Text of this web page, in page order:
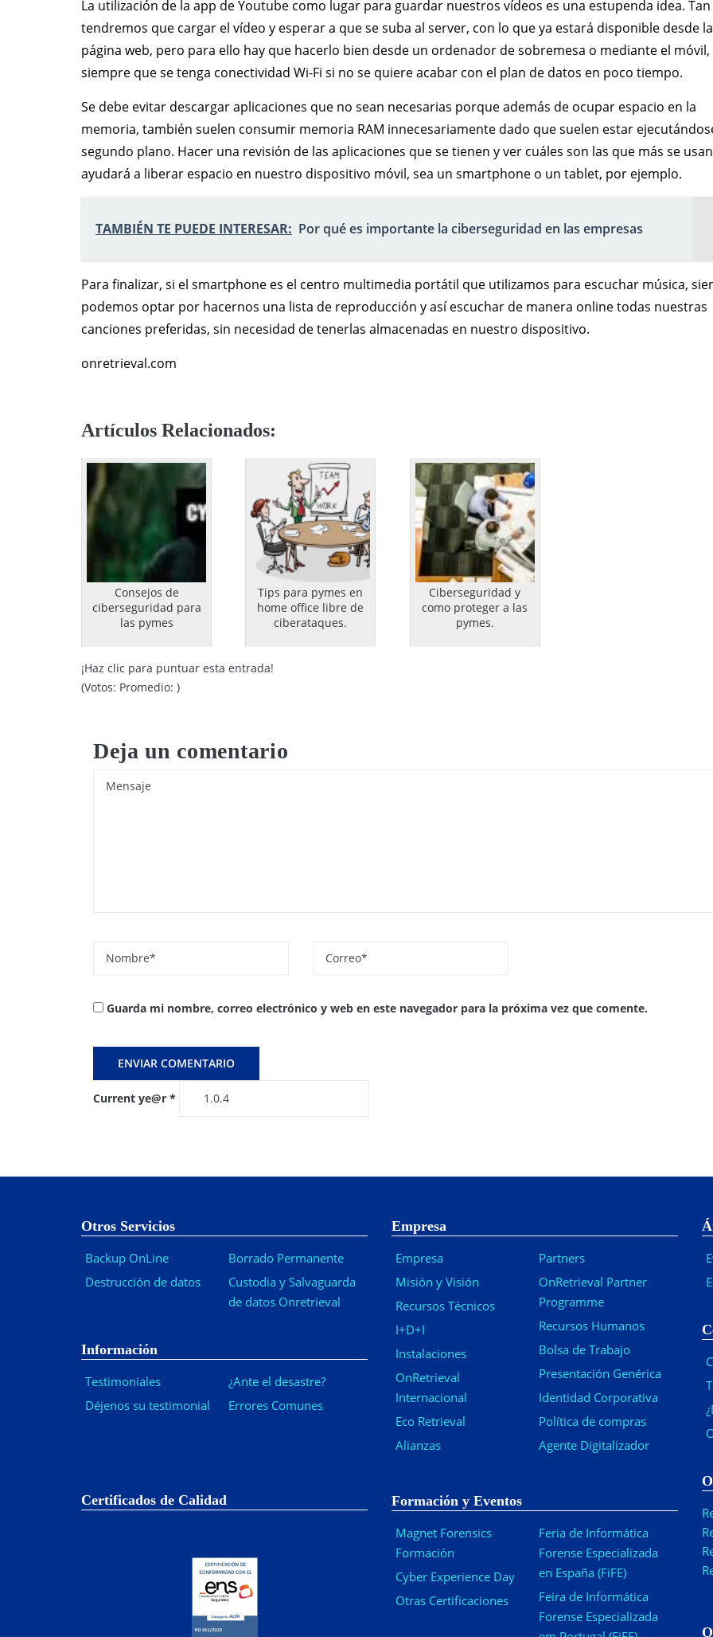
La utilización de la app de Youtube como lugar para guardar nuestros vídeos es una estupenda idea.
tendremos que cargar el vídeo y esperar a que se suba al server, con lo que ya estará disponible desde la
página web, pero para ello hay que hacerlo bien desde un ordenador de sobremesa o mediante el móvil,
siempre que se tenga conectividad Wi-Fi si no se quiere acabar con el plan de datos en poco tiempo.
Se debe evitar descargar aplicaciones que no sean necesarias porque además de ocupar espacio en la
memoria, también suelen consumir memoria RAM innecesariamente dado que suelen estar
segundo plano. Hacer una revisión de las aplicaciones que se tienen y ver cuáles son las que más se
ayudará a liberar espacio en nuestro dispositivo móvil, sea un smartphone o un tablet, por ejemplo.
TAMBIÉN TE PUEDE INTERESAR: Por qué es importante la ciberseguridad en las empresas
Para finalizar, si el smartphone es el centro multimedia portátil que utilizamos para escuchar música,
podemos optar por hacernos una lista de reproducción y así escuchar de manera online todas nuestras
canciones preferidas, sin necesidad de tenerlas almacenadas en nuestro dispositivo.
onretrieval.com
Artículos Relacionados:
Consejos de
ciberseguridad para
las pymes
Tips para pymes en
home office libre de
ciberataques.
Ciberseguridad y
como proteger a las
pymes.
¡Haz clic para puntuar esta entrada!
(Votos: Promedio: )
Deja un comentario
Guarda mi nombre, correo electrónico y web en este navegador para la próxima vez que comente.
Current ye@r *
Otros Servicios
Backup OnLine
Destrucción de datos
Borrado Permanente
Custodia y Salvaguarda
de datos Onretrieval
Información
Testimoniales
Déjenos su testimonial
¿Ante el desastre?
Errores Comunes
Certificados de Calidad
Empresa
Empresa
Misión y Visión
Recursos Técnicos
I+D+I
Instalaciones
OnRetrieval
Internacional
Eco Retrieval
Alianzas
Partners
OnRetrieval Partner
Programme
Recursos Humanos
Bolsa de Trabajo
Presentación Genérica
Identidad Corporativa
Política de compras
Agente Digitalizador
Formación y Eventos
Magnet Forensics
Formación
Cyber Experience Day
Otras Certificaciones
Feria de Informática
Forense Especializada
en España (FiFE)
Feira de Informática
Forense Especializada